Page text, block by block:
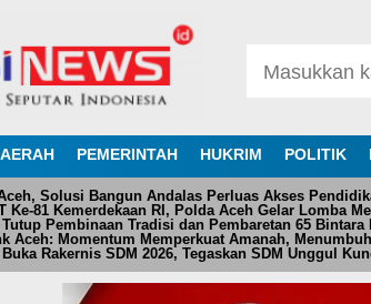
PEMERINTAH HUKRIM POLITIK
Solusi Bangun Andalas Perluas Akses
Ke-81 Kemerdekaan RI, Polda Aceh Gelar Lomba
Pembinaan Tradisi dan Pembaretan 65
Aceh: Momentum Memperkuat Amanah,
Rakernis SDM 2026, Tegaskan SDM Unggul